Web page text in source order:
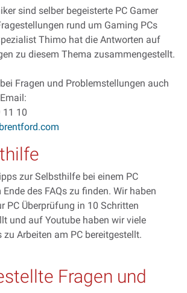
sind selber begeisterte PC Gamer
rund um Gaming PCs
Thimo hat die Antworten auf
zu diesem Thema zusammengestellt.
Fragen und Problemstellungen auch
11 10
zur Selbsthilfe bei einem PC
des FAQs zu finden. Wir haben
PC Überprüfung in 10 Schritten
und auf Youtube haben wir viele
Arbeiten am PC bereitgestellt.
Fragen und